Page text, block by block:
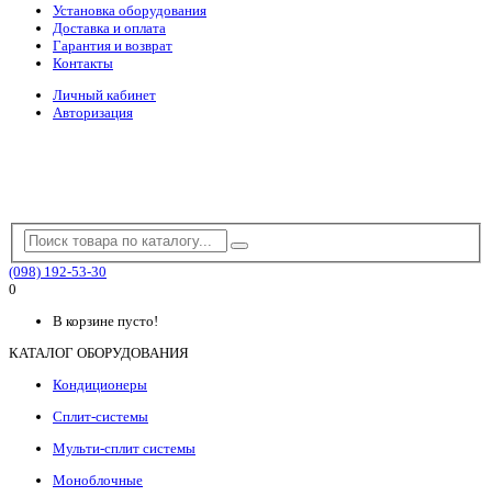
Установка оборудования
Доставка и оплата
Гарантия и возврат
Контакты
Личный кабинет
Авторизация
(098) 192-53-30
0
В корзине пусто!
КАТАЛОГ ОБОРУДОВАНИЯ
Кондиционеры
Сплит-системы
Мульти-сплит системы
Моноблочные